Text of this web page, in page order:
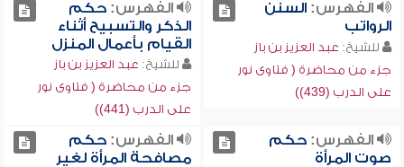
الفهرس:السنن
الرواتب
للشيخ: عبد العزيز بن باز
جزء من محاضرة ( فتاوى نور
على الدرب (439))
الفهرس:حكم
الذكر والتسبيح أثناء
القيام بأعمال المنزل
للشيخ: عبد العزيز بن باز
جزء من محاضرة ( فتاوى نور
على الدرب (441))
الفهرس:حكم
صوت المرأة
الفهرس:حكم
مصافحة المرأة لغير